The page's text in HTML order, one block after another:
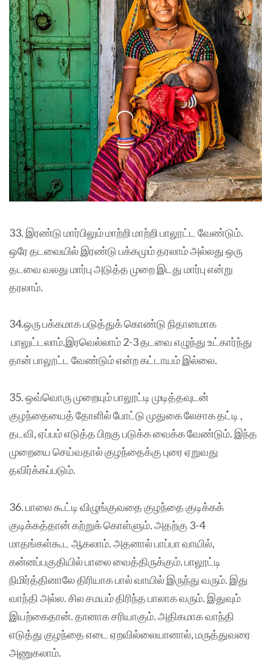
33. இரண்டு மார்பிலும் மாற்றி மாற்றி பாலூட்ட வேண்டும்.
ஒரே தடவையில் இரண்டு பக்கமும் தரலாம் அல்லது ஒரு
தடவை வலது மார்பு அடுத்த முறை இடது மார்பு என்று
தரலாம்.
34.ஒரு பக்கமாக படுத்துக் கொண்டு நிதானமாக
பாலுட்டலாம்.இரவெல்லாம் 2-3 தடவை எழுந்து உட்கார்ந்து
தான் பாலூட்ட வேண்டும் என்ற கட்டாயம் இல்லை.
35. ஒவ்வொரு முறையும் பாலூட்டி முடித்தவுடன்
குழந்தையைத் தோளில் போட்டு முதுகை லேசாக தட்டி ,
தடவி, ஏப்பம் எடுத்த பிறகு படுக்க வைக்க வேண்டும். இந்த
முறையை செய்வதால் குழந்தைக்கு புரை ஏறுவது
தவிர்க்கப்படும்.
36. பாலை கூட்டி விழுங்குவதை குழந்தை குடிக்கக்
குடிக்கத்தான் கற்றுக் கொள்ளும். அதற்கு 3-4
மாதங்கள்கூட ஆகலாம். அதனால் பாப்பா வாயில்,
கன்னப்பகுதியில் பாலை வைத்திருக்கும். பாலூட்டி
நிமிர்த்தினாலே திரியாக பால் வாயில் இருந்து வரும். இது
வாந்தி அல்ல. சில சமயம் திரிந்த பாலாக வரும். இதுவும்
இயற்கைதான். தானாக சரியாகும். அதிகமாக வாந்தி
எடுத்து குழந்தை எடை ஏறவில்லையானால், மருத்துவரை
அணுகலாம்.